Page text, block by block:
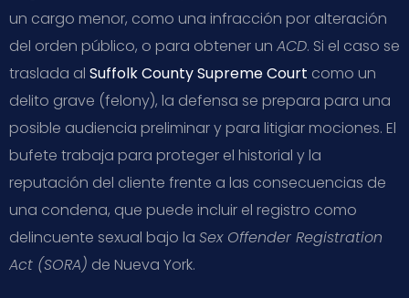
un cargo menor, como una infracción por alteración
del orden público, o para obtener un ACD. Si el caso se
traslada al Suffolk County Supreme Court como un
delito grave (felony), la defensa se prepara para una
posible audiencia preliminar y para litigiar mociones. El
bufete trabaja para proteger el historial y la
reputación del cliente frente a las consecuencias de
una condena, que puede incluir el registro como
delincuente sexual bajo la Sex Offender Registration
Act (SORA) de Nueva York.